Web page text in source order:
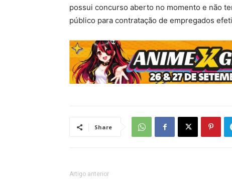
possui concurso aberto no momento e não
público para contratação de empregados
Share
Artigo anterior